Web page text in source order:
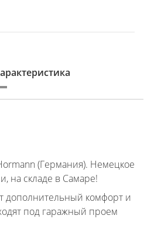
(Германия). Немецкое
на складе в Самаре!
дополнительный комфорт и
под гаражный проем